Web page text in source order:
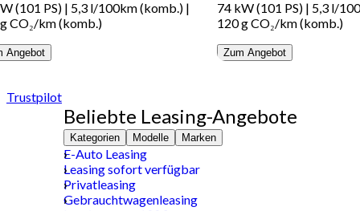
(101 PS) | 5,3 l/100km (komb.) |
CO₂/km (komb.)
Angebot
74 kW (101 PS) | 5,3 l/
120 g CO₂/km (komb.)
Zum Angebot
Trustpilot
Beliebte Leasing-Angebote
Kategorien Modelle Marken
E-Auto Leasing
Leasing sofort verfügbar
Privatleasing
Gebrauchtwagenleasing